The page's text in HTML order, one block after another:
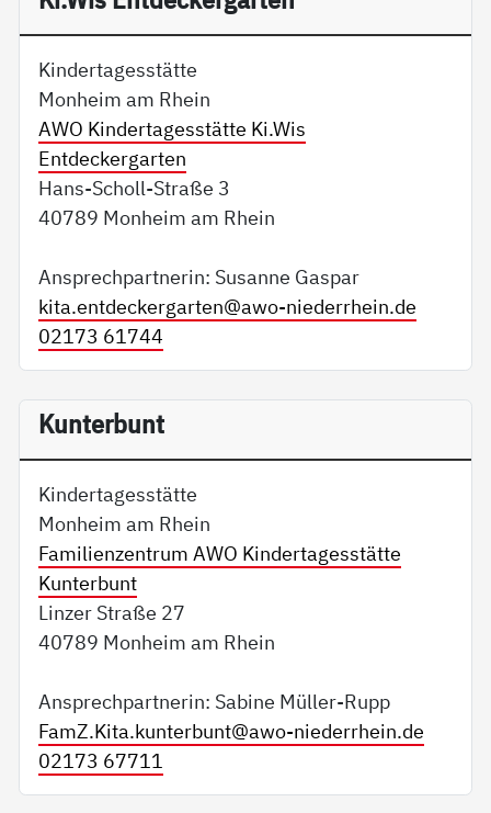
Kindertagesstätte
Monheim am Rhein
AWO Kindertagesstätte Ki.Wis
Entdeckergarten
Hans-Scholl-Straße 3
40789 Monheim am Rhein
Ansprechpartnerin: Susanne Gaspar
kita.entdeckergarten@awo-niederrhein.de
02173 61744
Kunterbunt
Kindertagesstätte
Monheim am Rhein
Familienzentrum AWO Kindertagesstätte
Kunterbunt
Linzer Straße 27
40789 Monheim am Rhein
Ansprechpartnerin: Sabine Müller-Rupp
FamZ.Kita.kunterbunt@awo-niederrhein.de
02173 67711